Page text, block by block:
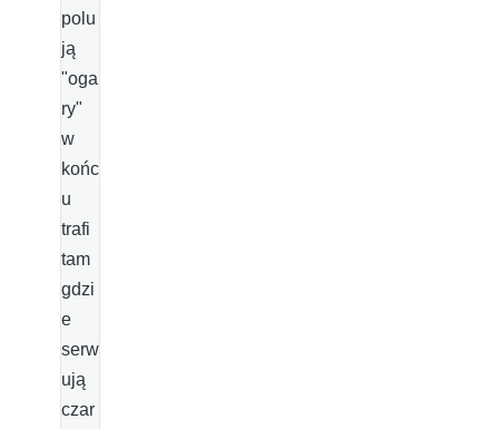
polu
ją
"oga
ry"
w
końc
u
trafi
tam
gdzi
e
serw
ują
czar